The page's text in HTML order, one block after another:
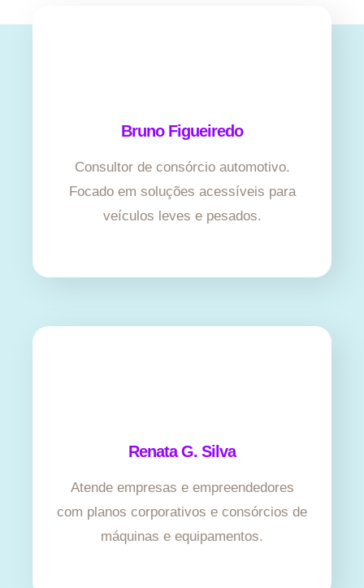
Bruno Figueiredo
Consultor de consórcio automotivo.
Focado em soluções acessíveis para
veículos leves e pesados.
Renata G. Silva
Atende empresas e empreendedores
com planos corporativos e consórcios de
máquinas e equipamentos.